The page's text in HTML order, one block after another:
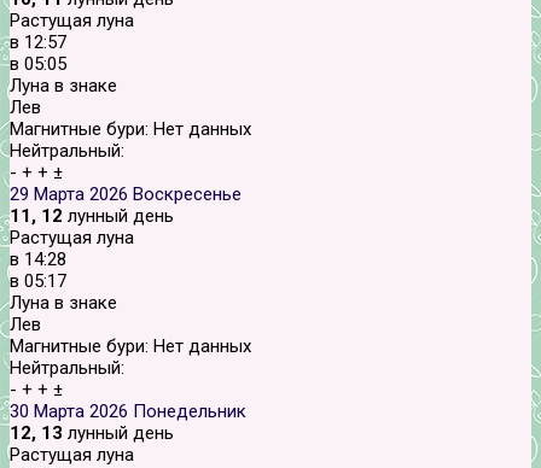
Растущая луна
в 12:57
в 05:05
Луна в знаке
Лев
Магнитные бури: Нет данных
Нейтральный:
- + + ±
29 Марта 2026 Воскресенье
11, 12 лунный день
Растущая луна
в 14:28
в 05:17
Луна в знаке
Лев
Магнитные бури: Нет данных
Нейтральный:
- + + ±
30 Марта 2026 Понедельник
12, 13 лунный день
Растущая луна